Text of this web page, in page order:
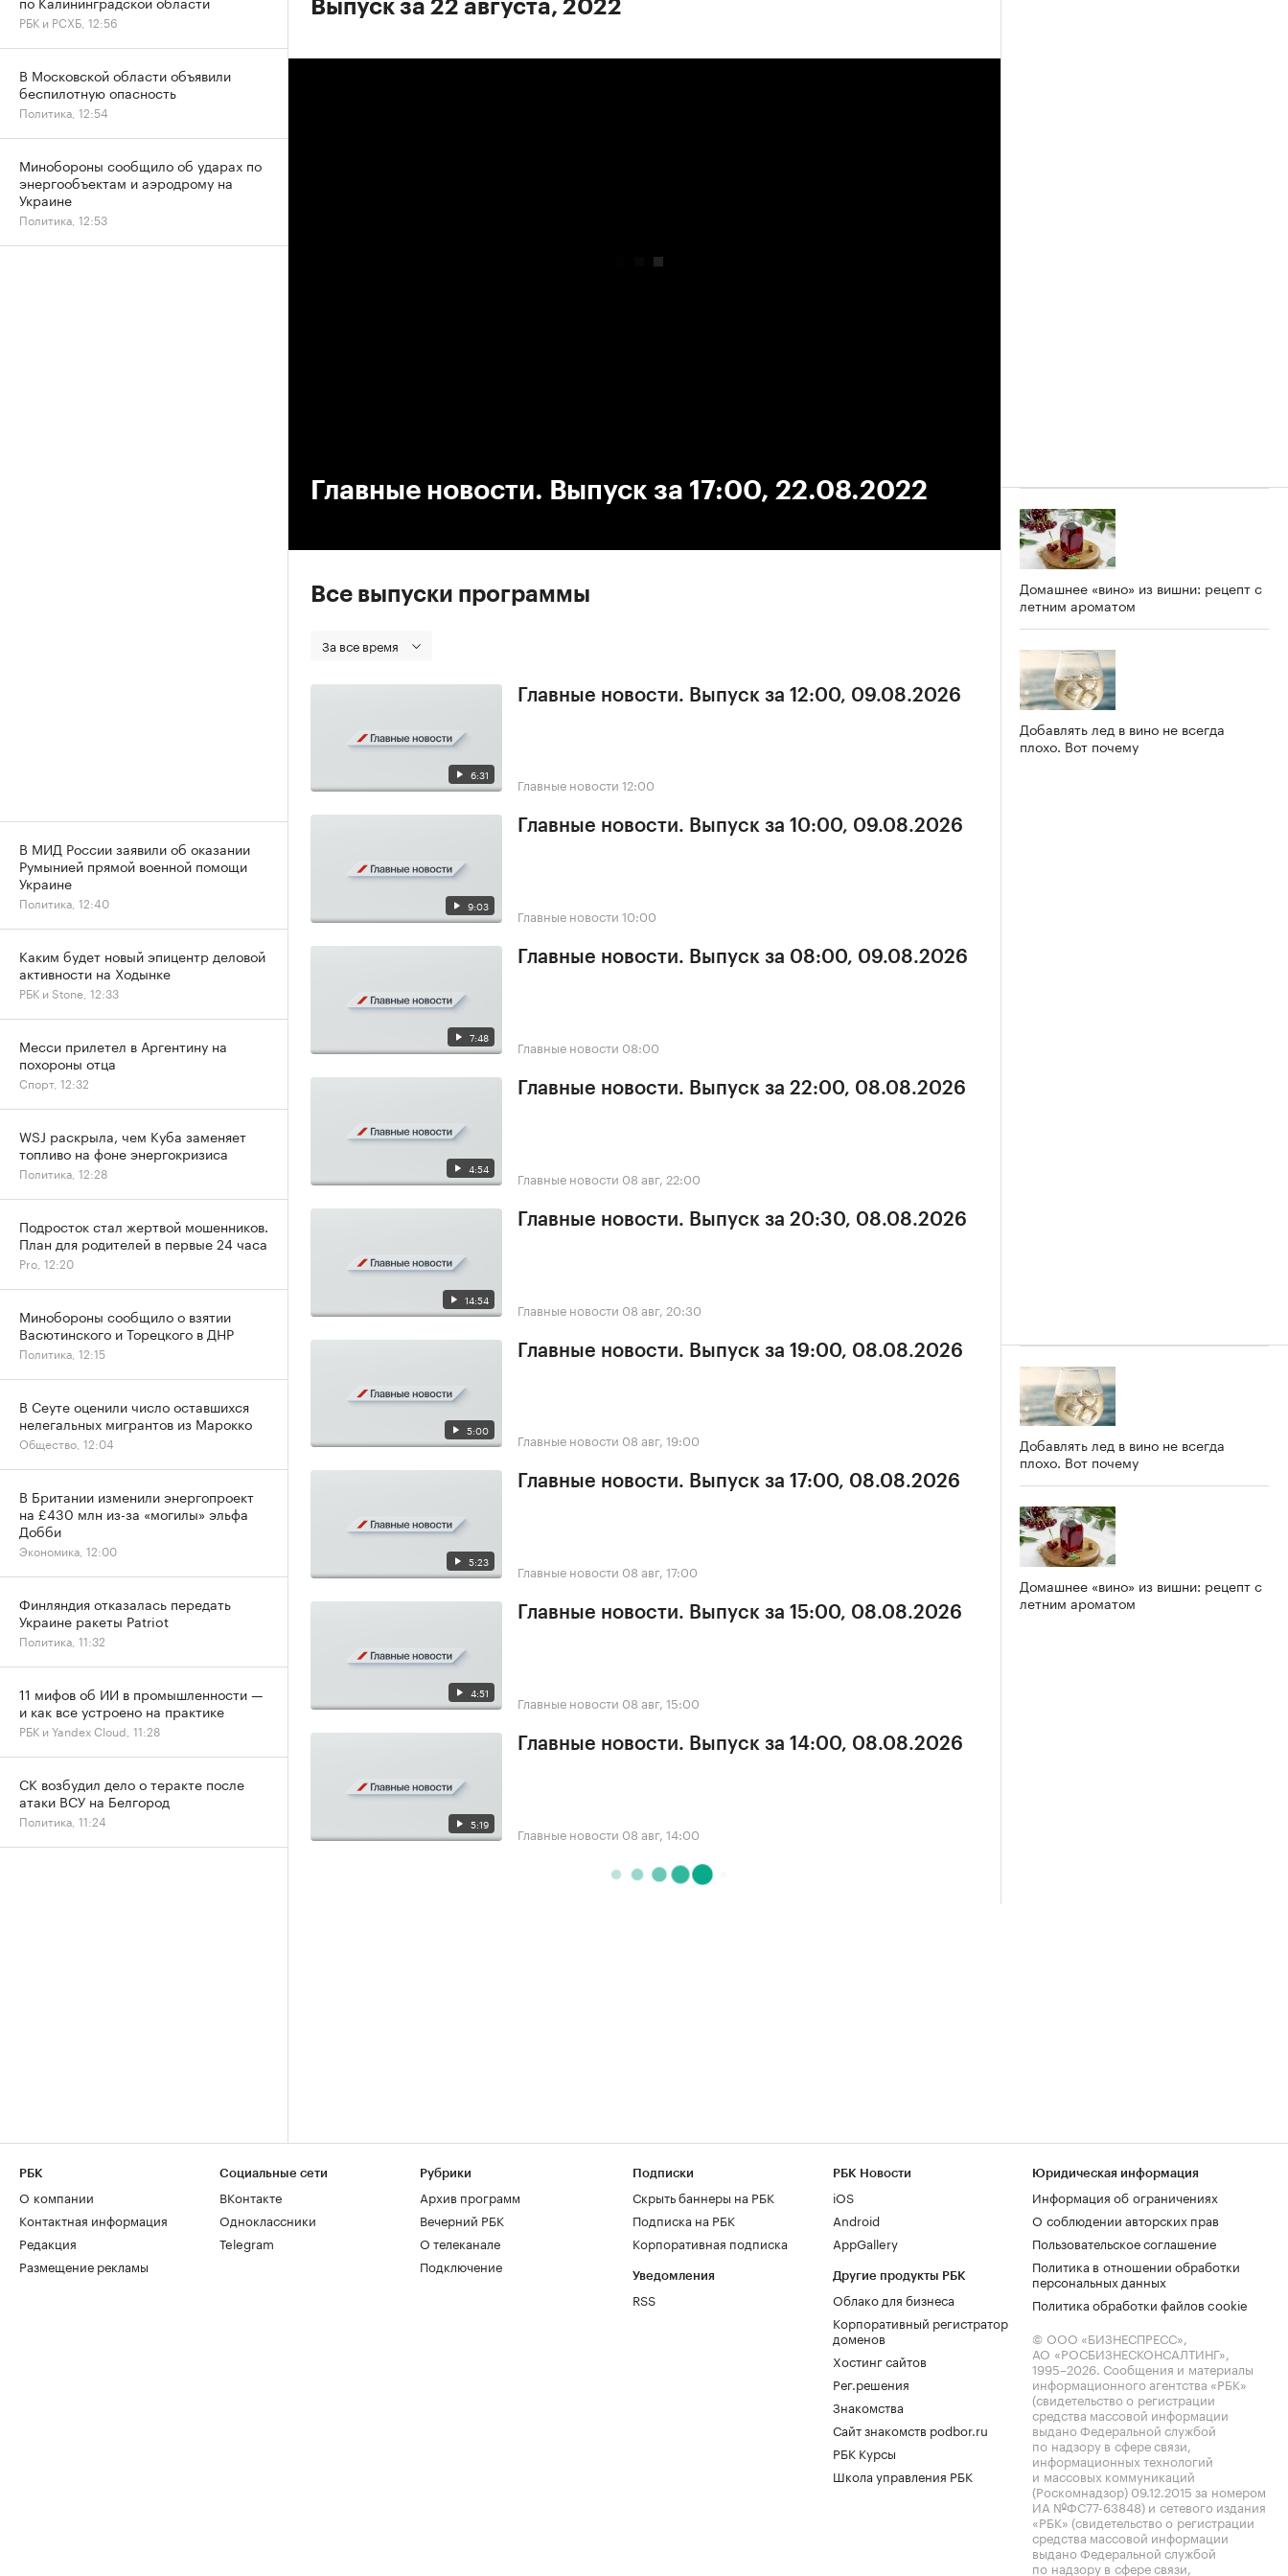
Выпуск за 22 августа, 2022
Главные новости. Выпуск за 17:00, 22.08.2022
Все выпуски программы
За все время
6:31
Главные новости. Выпуск за 12:00, 09.08.2026
Главные новости 12:00
9:03
Главные новости. Выпуск за 10:00, 09.08.2026
Главные новости 10:00
7:48
Главные новости. Выпуск за 08:00, 09.08.2026
Главные новости 08:00
4:54
Главные новости. Выпуск за 22:00, 08.08.2026
Главные новости 08 авг, 22:00
14:54
Главные новости. Выпуск за 20:30, 08.08.2026
Главные новости 08 авг, 20:30
5:00
Главные новости. Выпуск за 19:00, 08.08.2026
Главные новости 08 авг, 19:00
5:23
Главные новости. Выпуск за 17:00, 08.08.2026
Главные новости 08 авг, 17:00
4:51
Главные новости. Выпуск за 15:00, 08.08.2026
Главные новости 08 авг, 15:00
5:19
Главные новости. Выпуск за 14:00, 08.08.2026
Главные новости 08 авг, 14:00
Домашнее «вино» из вишни: рецепт с
летним ароматом
Добавлять лед в вино не всегда
плохо. Вот почему
Добавлять лед в вино не всегда
плохо. Вот почему
Домашнее «вино» из вишни: рецепт с
летним ароматом
РБК и РСХБ, 12:56
В Московской области объявили
беспилотную опасность
Политика, 12:54
Минобороны сообщило об ударах по
энергообъектам и аэродрому на
Украине
Политика, 12:53
В МИД России заявили об оказании
Румынией прямой военной помощи
Украине
Политика, 12:40
Каким будет новый эпицентр деловой
активности на Ходынке
РБК и Stone, 12:33
Месси прилетел в Аргентину на
похороны отца
Спорт, 12:32
WSJ раскрыла, чем Куба заменяет
топливо на фоне энергокризиса
Политика, 12:28
Подросток стал жертвой мошенников.
План для родителей в первые 24 часа
Pro, 12:20
Минобороны сообщило о взятии
Васютинского и Торецкого в ДНР
Политика, 12:15
В Сеуте оценили число оставшихся
нелегальных мигрантов из Марокко
Общество, 12:04
В Британии изменили энергопроект
на £430 млн из-за «могилы» эльфа
Добби
Экономика, 12:00
Финляндия отказалась передать
Украине ракеты Patriot
Политика, 11:32
11 мифов об ИИ в промышленности —
и как все устроено на практике
РБК и Yandex Cloud, 11:28
СК возбудил дело о теракте после
атаки ВСУ на Белгород
Политика, 11:24
РБК
О компании
Контактная информация
Редакция
Размещение рекламы
Социальные сети
ВКонтакте
Одноклассники
Telegram
Рубрики
Архив программ
Вечерний РБК
О телеканале
Подключение
Подписки
Скрыть баннеры на РБК
Подписка на РБК
Корпоративная подписка
Уведомления
RSS
РБК Новости
iOS
Android
AppGallery
Другие продукты РБК
Облако для бизнеса
Корпоративный регистратор
доменов
Хостинг сайтов
Рег.решения
Знакомства
Сайт знакомств podbor.ru
РБК Курсы
Школа управления РБК
Юридическая информация
Информация об ограничениях
О соблюдении авторских прав
Пользовательское соглашение
Политика в отношении обработки
персональных данных
Политика обработки файлов cookie
© ООО «БИЗНЕСПРЕСС»,
АО «РОСБИЗНЕСКОНСАЛТИНГ»,
1995–2026. Сообщения и материалы
информационного агентства «РБК»
(свидетельство о регистрации
средства массовой информации
выдано Федеральной службой
по надзору в сфере связи,
информационных технологий
и массовых коммуникаций
(Роскомнадзор) 09.12.2015 за номером
ИА №ФС77-63848) и сетевого издания
«РБК» (свидетельство о регистрации
средства массовой информации
выдано Федеральной службой
по надзору в сфере связи,